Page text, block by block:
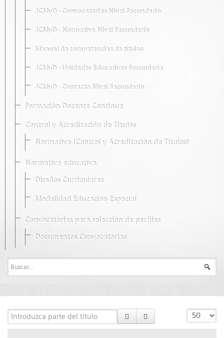
JCMyD · Convocatorias Nivel Secundario
JCMyD · Normativa Nivel Secundario
Manual de competencias de títulos
JCMyD · Unidades Educativas Secundaria
JCMyD · Contacto Nivel Secundario
Formación Docente Continua
Control y Acreditación de Títulos
Normativa (Control y Acreditación de Títulos)
Normativa educativa
Diseños Curriculares
Modalidad Educación Especial
Convocatorias para selección de perfiles
Documentos Convocatorias